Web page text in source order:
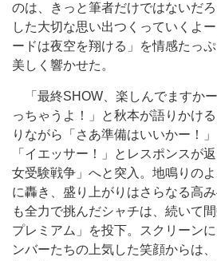
のは、きっと筆者だけではないだ
した大切な思い出つくっていくよ
ードは夜空を翔ける」を情感たっ
美しく響かせた。
「最終SHOW、楽しんでますか
っちゃうよ！」と秋本が語りかけ
りながら「さあ準備はいいかー！
「イエッサー！」とレスポンスが
女受験戦争」へと突入。地鳴りの
に轟き、盛り上がりはさらなる高
も全力で挑んだシャチは、続いて
プレミアム」を投下。スクリーン
ンバーたちの上気した笑顔からは